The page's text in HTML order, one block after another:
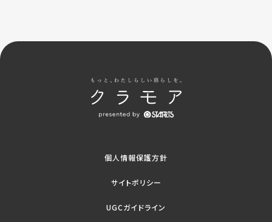
個人情報保護方針
サイトポリシー
UGCガイドライン